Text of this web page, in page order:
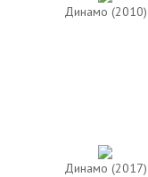
Динамо (2010)
Динамо (2017)